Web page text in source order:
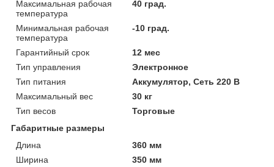
Максимальная рабочая
температура
40 град.
Минимальная рабочая
температура
-10 град.
Гарантийный срок
12 мес
Тип управления
Электронное
Тип питания
Аккумулятор, Сеть 220 В
Максимальный вес
30 кг
Тип весов
Торговые
Габаритные размеры
Длина
360 мм
Ширина
350 мм